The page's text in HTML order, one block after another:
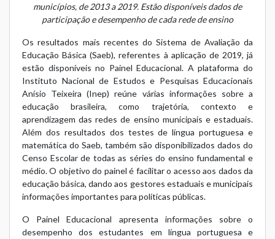
municípios, de 2013 a 2019. Estão disponíveis dados de
participação e desempenho de cada rede de ensino
Os resultados mais recentes do Sistema de Avaliação da
Educação Básica (Saeb), referentes à aplicação de 2019, já
estão disponíveis no Painel Educacional. A plataforma do
Instituto Nacional de Estudos e Pesquisas Educacionais
Anísio Teixeira (Inep) reúne várias informações sobre a
educação brasileira, como trajetória, contexto e
aprendizagem das redes de ensino municipais e estaduais.
Além dos resultados dos testes de língua portuguesa e
matemática do Saeb, também são disponibilizados dados do
Censo Escolar de todas as séries do ensino fundamental e
médio. O objetivo do painel é facilitar o acesso aos dados da
educação básica, dando aos gestores estaduais e municipais
informações importantes para políticas públicas.
O Painel Educacional apresenta informações sobre o
desempenho dos estudantes em língua portuguesa e